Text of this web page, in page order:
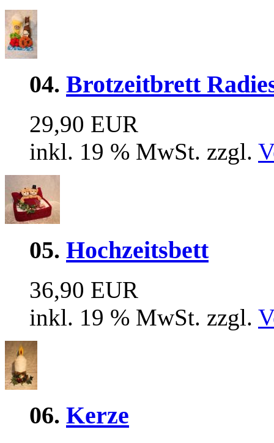
04. Brotzeitbrett
29,90 EUR
inkl. 19 % MwSt. zzgl.
05. Hochzeitsbett
36,90 EUR
inkl. 19 % MwSt. zzgl.
06. Kerze